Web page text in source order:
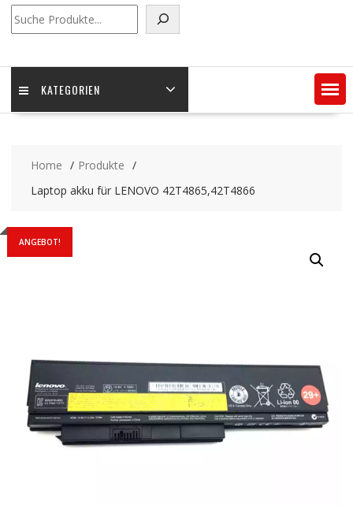
KATEGORIEN
Home
Produkte
Laptop akku für LENOVO 42T4865,42T4866
ANGEBOT!